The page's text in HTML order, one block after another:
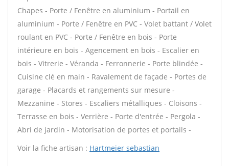
Chapes - Porte / Fenêtre en aluminium - Portail en
aluminium - Porte / Fenêtre en PVC - Volet battant / Volet
roulant en PVC - Porte / Fenêtre en bois - Porte
intérieure en bois - Agencement en bois - Escalier en
bois - Vitrerie - Véranda - Ferronnerie - Porte blindée -
Cuisine clé en main - Ravalement de façade - Portes de
garage - Placards et rangements sur mesure -
Mezzanine - Stores - Escaliers métalliques - Cloisons -
Terrasse en bois - Verrière - Porte d'entrée - Pergola -
Abri de jardin - Motorisation de portes et portails -
Voir la fiche artisan : Hartmeier sebastian